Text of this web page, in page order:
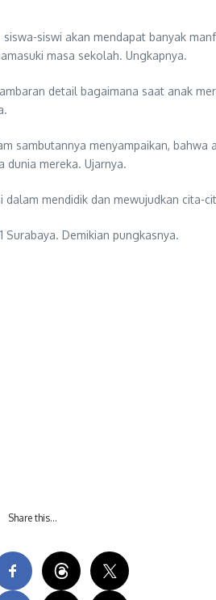
siswi akan mendapat banyak
masa sekolah. Ungkapnya.
detail bagaimana saat anak
sambutannya menyampaikan,
dunia mereka. Ujarnya.
mendidik dan mewujudkan cita-
Demikian pungkasnya.
Share this…